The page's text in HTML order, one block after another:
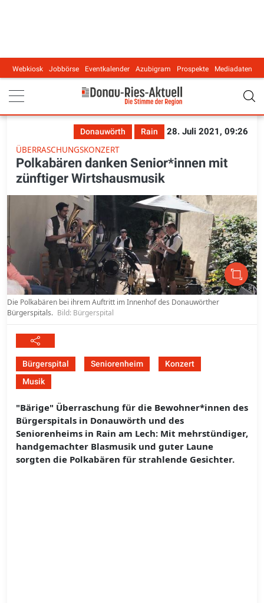
Main navigation
Webkiosk Jobbörse Eventkalender Azubigram Prospekte Mediadaten
Donauwörth Rain
28. Juli 2021, 09:26
ÜBERRASCHUNGSKONZERT
Polkabären danken Senior*innen mit
zünftiger Wirtshausmusik
Die Polkabären bei ihrem Auftritt im Innenhof des Donauwörther
Bürgerspitals. Bild: Bürgerspital
Bürgerspital Seniorenheim
Konzert
Musik
"Bärige" Überraschung für die Bewohner*innen des
Bürgerspitals in Donauwörth und des
Seniorenheims in Rain am Lech: Mit mehrstündiger,
handgemachter Blasmusik und guter Laune
sorgten die Polkabären für strahlende Gesichter.